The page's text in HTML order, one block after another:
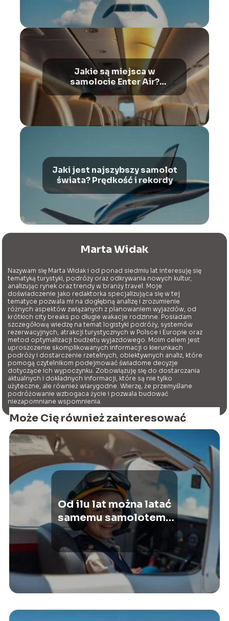
Jakie są miejsca w
samolocie Enter Air?
Przewodnik po Boeing 737-
800
Jaki jest najszybszy samolot
świata? Prędkość i rekordy
Marta Widak
Nazywam się Marta Widak i od ponad siedmiu lat interesuję się
tematyką turystyki, podróży oraz odkrywania nowych kultur,
analizując rynek oraz trendy w branży travel. Moje
doświadczenie jako redaktorka specjalizująca się w tej
tematyce pozwala mi na dogłębną analizę i zrozumienie
różnych aspektów związanych z planowaniem wyjazdów, od
krótkich city breaks po długie wakacje rodzinne. Posiadam
szczegółową wiedzę na temat logistyki podróży, systemów
rezerwacyjnych, atrakcji turystycznych w Polsce i Europie oraz
metod optymalizacji budżetu wyjazdowego. Moim celem jest
uproszczenie skomplikowanych informacji o kierunkach
podróży i dostarczenie rzetelnych, obiektywnych analiz, które
pomogą czytelnikom podejmować świadome decyzje
dotyczące ich wypoczynku. Zobowiązuję się do dostarczania
aktualnych i dokładnych informacji, które są nie tylko
użyteczne, ale również wiarygodne. Wierzę, że przemyślane
podróżowanie wzbogaca życie i pozwala budować
niezapomniane wspomnienia.
Może Cię również zainteresować
Od ilu lat można latać
samemu samolotem?
Ważne informacje dla
rodziców